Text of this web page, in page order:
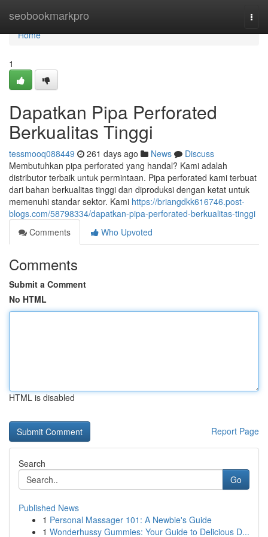
seobookmarkpro
Home
Home
1
Dapatkan Pipa Perforated
Berkualitas Tinggi
tessmooq088449 261 days ago News
Discuss
Membutuhkan pipa perforated yang handal? Kami adalah
distributor terbaik untuk permintaan. Pipa perforated kami terbuat
dari bahan berkualitas tinggi dan diproduksi dengan ketat untuk
memenuhi standar sektor. Kami https://briangdkk616746.post-
blogs.com/58798334/dapatkan-pipa-perforated-berkualitas-tinggi
Comments
Who Upvoted
Comments
Submit a Comment
No HTML
HTML is disabled
Report Page
Search
Go
Published News
1 Personal Massager 101: A Newbie's Guide
1 Wonderhussy Gummies: Your Guide to Delicious D...